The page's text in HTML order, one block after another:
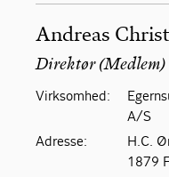
Andreas
Direktør (Medlem)
Virksomhed:
A/S
Adresse:
H.C.
1879